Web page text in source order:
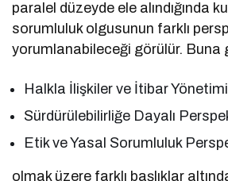
paralel düzeyde ele alındığında
sorumluluk olgusunun farklı
yorumlanabileceği görülür. Buna
Halkla İlişkiler ve İtibar
Sürdürülebilirliğe Dayalı
Etik ve Yasal Sorumluluk
olmak üzere farklı başlıklar